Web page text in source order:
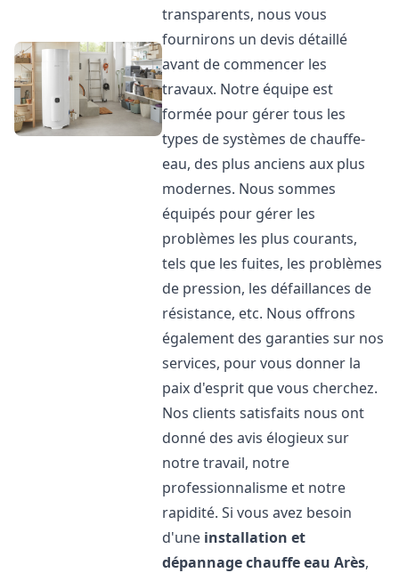
transparents, nous vous
fournirons un devis détaillé
avant de commencer les
travaux. Notre équipe est
formée pour gérer tous les
types de systèmes de chauffe-
eau, des plus anciens aux plus
modernes. Nous sommes
équipés pour gérer les
problèmes les plus courants,
tels que les fuites, les problèmes
de pression, les défaillances de
résistance, etc. Nous offrons
également des garanties sur nos
services, pour vous donner la
paix d'esprit que vous cherchez.
Nos clients satisfaits nous ont
donné des avis élogieux sur
notre travail, notre
professionnalisme et notre
rapidité. Si vous avez besoin
d'une installation et
dépannage chauffe eau Arès,